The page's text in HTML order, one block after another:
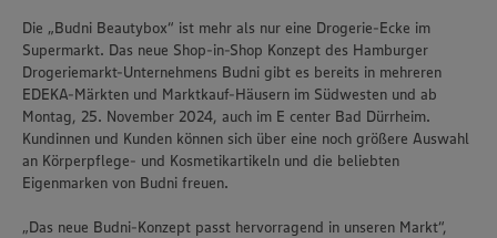
Die „Budni Beautybox“ ist mehr als nur eine Drogerie-Ecke im
Supermarkt. Das neue Shop-in-Shop Konzept des Hamburger
Drogeriemarkt-Unternehmens Budni gibt es bereits in mehreren
EDEKA-Märkten und Marktkauf-Häusern im Südwesten und ab
Montag, 25. November 2024, auch im E center Bad Dürrheim.
Kundinnen und Kunden können sich über eine noch größere Auswahl
an Körperpflege- und Kosmetikartikeln und die beliebten
Eigenmarken von Budni freuen.
„Das neue Budni-Konzept passt hervorragend in unseren Markt“,